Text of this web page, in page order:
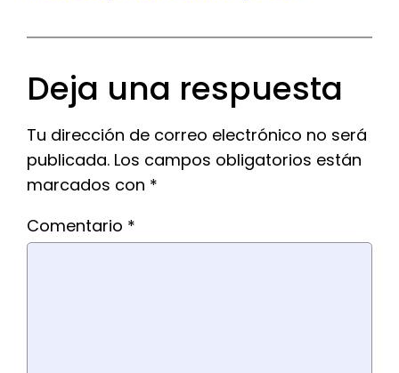
Deja una respuesta
Tu dirección de correo electrónico no será
publicada. Los campos obligatorios están
marcados con *
Comentario *